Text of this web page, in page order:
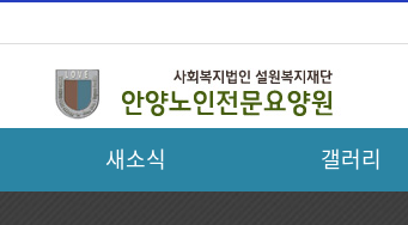
새소식 갤러리